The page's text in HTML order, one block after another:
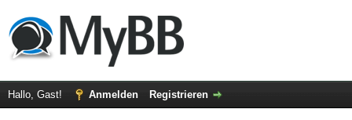
Hallo, Gast! Anmelden Registrieren